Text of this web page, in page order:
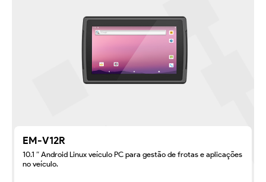
EM-V12R
10.1 ″ Android Linux veículo PC para gestão de frotas e aplicações
no veículo.